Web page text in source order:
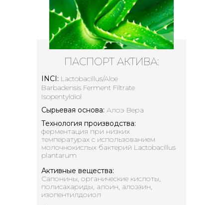
ПАСПОРТ АКТИВА:
INCI: Lactobacillus/Aloe
Barbadensis Ferment Filtrate
Isopentyldiol
Сырьевая основа: Алоэ Вера
Активные вещества:
Сапонины, органические кислоты,
полисахариды, алоин, алоэзин,
изопентилдоиол
Технология производства:
ферментация при низких
температурах с использованием
молочнокислых бактерий Lactobacillus
plantarum